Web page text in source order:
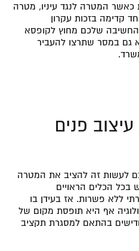
כאשר המטרה לנגד עיניו, מטרה
קדימה בזכות עקרון
שלכם מחוץ לקופסא
גם במסר שתרצו להעביר
פנים
לעשות זה להציב את המטרה
בכל הכלים הראויים
ללא פשרות. אז בעידן בו
אף היא תופסת מקום של
חדישים בהתאם למסגרת תקציב